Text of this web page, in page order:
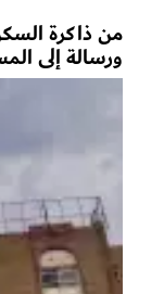
من ذاكرة
ورسالة إلى